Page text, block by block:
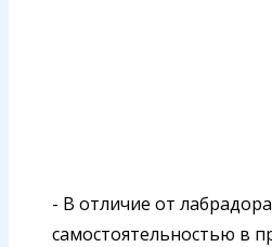
- В отличие от
самостоятельностью в